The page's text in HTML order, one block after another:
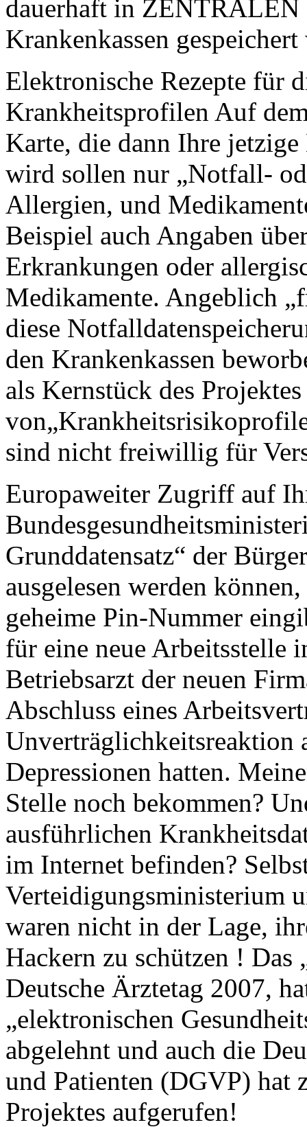
dauerhaft in
Krankenkassen
Elektronische Rezepte für
Krankheitsprofilen Auf
Karte, die dann Ihre jetzige
wird sollen nur „Notfall-
Allergien, und
Beispiel auch Angaben
Erkrankungen oder
Medikamente. Angeblich
diese
den Krankenkassen
als Kernstück des
sind nicht freiwillig für
Europaweiter Zugriff auf
Grunddatensatz“ der
ausgelesen werden
geheime Pin-Nummer
für eine neue Arbeitsstelle
Betriebsarzt der neuen
Abschluss eines
Unverträglichkeitsreaktion
Depressionen hatten.
Stelle noch bekommen?
ausführlichen
im Internet befinden?
Verteidigungsministerium
waren nicht in der Lage,
Hackern zu schützen ! Das
Deutsche Ärztetag 2007,
„elektronischen
abgelehnt und auch die
und Patienten (DGVP) hat
Projektes aufgerufen!